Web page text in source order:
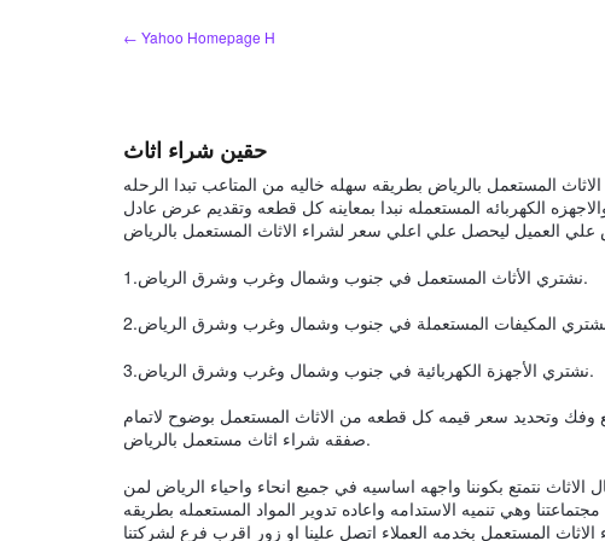
← Yahoo Homepage H
حقين شراء اثاث
المستعمل بالرياض بطريقه سهله خاليه من المتاعب تبدا الرحله
الكهربائه المستعمله نبدا بمعاينه كل قطعه وتقديم عرض عادل
1.نشتري الأثاث المستعمل في جنوب وشمال وغرب وشرق الرياض.
3.نشتري الأجهزة الكهربائية في جنوب وشمال وغرب وشرق الرياض.
وتحديد سعر قيمه كل قطعه من الاثاث المستعمل بوضوح لاتمام
صفقه شراء اثاث مستعمل بالرياض.
منذ اكثر من 20 سنه في مجال الاثاث نتمتع بكوننا واجهه اساسيه في جميع انحاء واحياء الرياض لمن
وهي تنميه الاستدامه واعاده تدوير المواد المستعمله بطريقه
المستعمل بخدمه العملاء اتصل علينا او زور اقرب فرع لشركتنا